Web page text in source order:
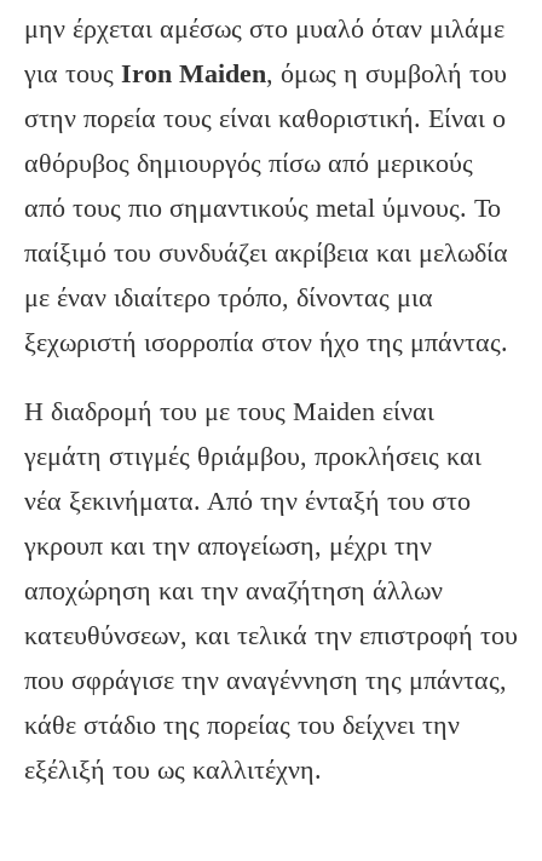
μην έρχεται αμέσως στο μυαλό όταν μιλάμε
για τους Iron Maiden, όμως η συμβολή του
στην πορεία τους είναι καθοριστική. Είναι ο
αθόρυβος δημιουργός πίσω από μερικούς
από τους πιο σημαντικούς metal ύμνους. Το
παίξιμό του συνδυάζει ακρίβεια και μελωδία
με έναν ιδιαίτερο τρόπο, δίνοντας μια
ξεχωριστή ισορροπία στον ήχο της μπάντας.
Η διαδρομή του με τους Maiden είναι
γεμάτη στιγμές θριάμβου, προκλήσεις και
νέα ξεκινήματα. Από την ένταξή του στο
γκρουπ και την απογείωση, μέχρι την
αποχώρηση και την αναζήτηση άλλων
κατευθύνσεων, και τελικά την επιστροφή του
που σφράγισε την αναγέννηση της μπάντας,
κάθε στάδιο της πορείας του δείχνει την
εξέλιξή του ως καλλιτέχνη.